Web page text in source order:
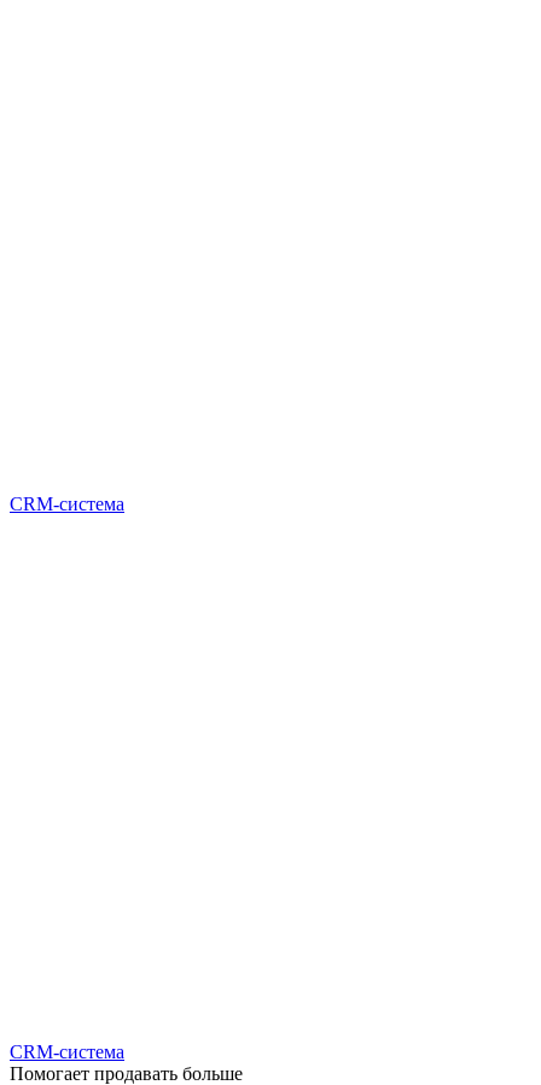
CRM-система
CRM-система
Помогает продавать больше